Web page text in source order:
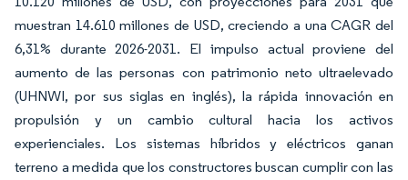
muestran 14.610 millones de USD, creciendo a una CAGR del
6,31% durante 2026-2031. El impulso actual proviene del
aumento de las personas con patrimonio neto ultraelevado
(UHNWI, por sus siglas en inglés), la rápida innovación en
propulsión y un cambio cultural hacia los activos
experienciales. Los sistemas híbridos y eléctricos ganan
terreno a medida que los constructores buscan cumplir con las